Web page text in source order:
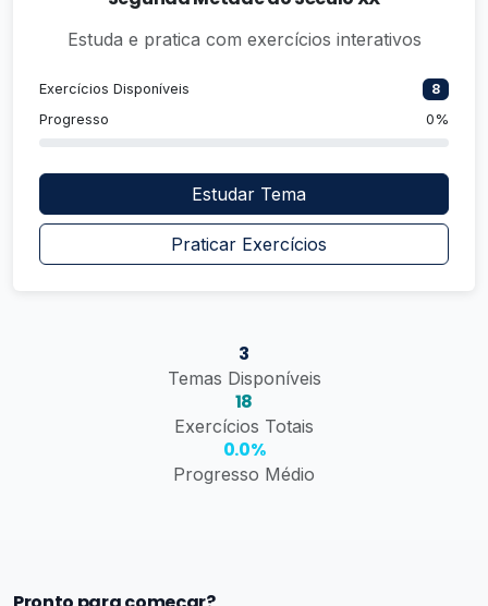
Estuda e pratica com exercícios interativos
Exercícios Disponíveis
8
Progresso
0%
Estudar Tema
Praticar Exercícios
3
Temas Disponíveis
18
Exercícios Totais
0.0%
Progresso Médio